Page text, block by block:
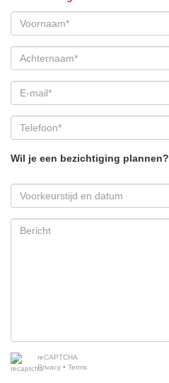
Wil je een bezichtiging plannen?
reCAPTCHA
Privacy • Terms